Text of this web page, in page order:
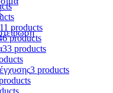
11 products
products
33 products
3 products